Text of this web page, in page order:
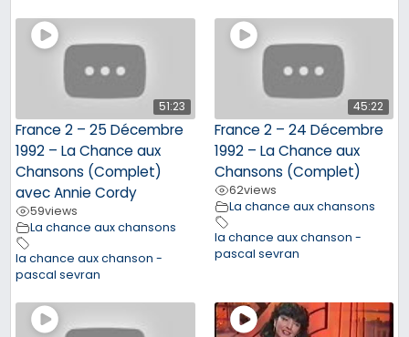
51:23
France 2 – 25 Décembre
1992 – La Chance aux
Chansons (Complet)
avec Annie Cordy
59views
La chance aux chansons
la chance aux chanson -
pascal sevran
45:22
France 2 – 24 Décembre
1992 – La Chance aux
Chansons (Complet)
62views
La chance aux chansons
la chance aux chanson -
pascal sevran